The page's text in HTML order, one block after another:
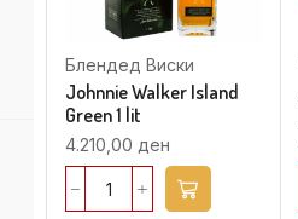
Блендед Виски
Johnnie Walker Island
Green 1 lit
4.210,00 ден